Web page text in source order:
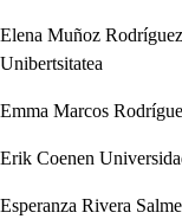
Elena Muñoz Rodríguez
Unibertsitatea
Emma Marcos
Erik Coenen
Esperanza Rivera